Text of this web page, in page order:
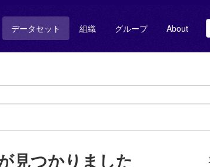
データセット 組織 グループ About
見つかりました